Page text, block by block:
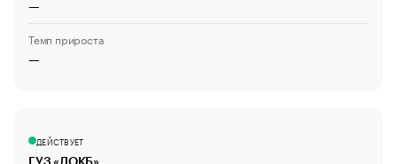
—
Темп прироста
—
ДЕЙСТВУЕТ